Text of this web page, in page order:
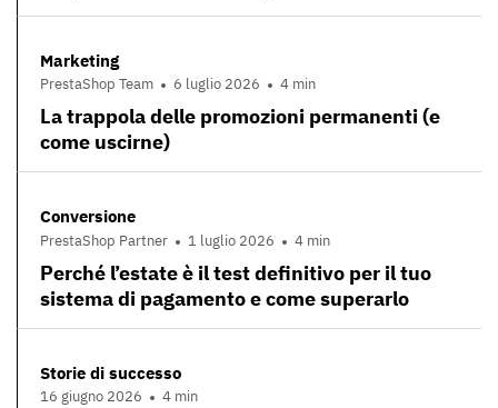
Marketing
PrestaShop Team 6 luglio 2026 4 min
La trappola delle promozioni permanenti (e
come uscirne)
Conversione
PrestaShop Partner 1 luglio 2026 4 min
Perché l’estate è il test definitivo per il tuo
sistema di pagamento e come superarlo
Storie di successo
16 giugno 2026 4 min